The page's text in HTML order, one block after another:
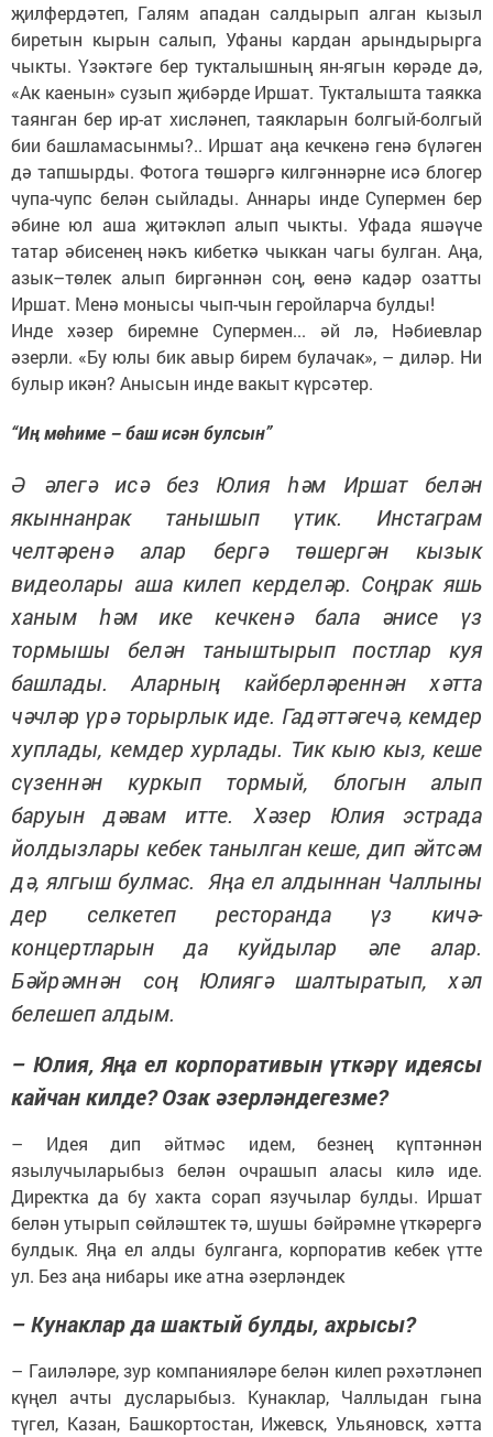
җилфердәтеп, Галям ападан салдырып алган кызыл
биретын кырын салып, Уфаны кардан арындырырга
чыкты. Үзәктәге бер тукталышның ян-ягын көрәде дә,
«Ак каенын» сузып җибәрде Иршат. Тукталышта таякка
таянган бер ир-ат хисләнеп, таякларын болгый-болгый
бии башламасынмы?.. Иршат аңа кечкенә генә бүләген
дә тапшырды. Фотога төшәргә килгәннәрне исә блогер
чупа-чупс белән сыйлады. Аннары инде Супермен бер
әбине юл аша җитәкләп алып чыкты. Уфада яшәүче
татар әбисенең нәкъ кибеткә чыккан чагы булган. Аңа,
азык–төлек алып биргәннән соң, өенә кадәр озатты
Иршат. Менә монысы чып-чын геройларча булды!
Инде хәзер биремне Супермен... әй лә, Нәбиевлар
әзерли. «Бу юлы бик авыр бирем булачак», – диләр. Ни
булыр икән? Анысын инде вакыт күрсәтер.
“Иң мөһиме – баш исән булсын”
Ә әлегә исә без Юлия һәм Иршат белән
якыннанрак танышып үтик. Инстаграм
челтәренә алар бергә төшергән кызык
видеолары аша килеп керделәр. Соңрак яшь
ханым һәм ике кечкенә бала әнисе үз
тормышы белән таныштырып постлар куя
башлады. Аларның кайберләреннән хәтта
чәчләр үрә торырлык иде. Гадәттәгечә, кемдер
хуплады, кемдер хурлады. Тик кыю кыз, кеше
сүзеннән куркып тормый, блогын алып
баруын дәвам итте. Хәзер Юлия эстрада
йолдызлары кебек танылган кеше, дип әйтсәм
дә, ялгыш булмас. Яңа ел алдыннан Чаллыны
дер селкетеп ресторанда үз кичә-
концертларын да куйдылар әле алар.
Бәйрәмнән соң Юлиягә шалтыратып, хәл
белешеп алдым.
– Юлия, Яңа ел корпоративын үткәрү идеясы
кайчан килде? Озак әзерләндегезме?
– Идея дип әйтмәс идем, безнең күптәннән
язылучыларыбыз белән очрашып аласы килә иде.
Директка да бу хакта сорап язучылар булды. Иршат
белән утырып сөйләштек тә, шушы бәйрәмне үткәрергә
булдык. Яңа ел алды булганга, корпоратив кебек үтте
ул. Без аңа нибары ике атна әзерләндек
– Кунаклар да шактый булды, ахрысы?
– Гаиләләре, зур компанияләре белән килеп рәхәтләнеп
күңел ачты дусларыбыз. Кунаклар, Чаллыдан гына
түгел, Казан, Башкортостан, Ижевск, Ульяновск, хәтта